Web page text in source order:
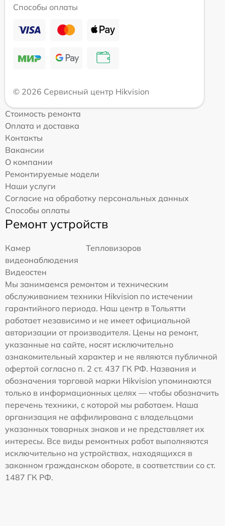
Способы оплаты
© 2026 Сервисный центр Hikvision
Стоимость ремонта
Оплата и доставка
Контакты
Вакансии
О компании
Ремонтируемые модели
Наши услуги
Согласие на обработку персональных данных
Способы оплаты
Ремонт устройств
Камер
видеонаблюдения
Тепловизоров
Видеостен
Мы занимаемся ремонтом и техническим
обслуживанием техники Hikvision по истечении
гарантийного периода. Наш центр в Тольятти
работает независимо и не имеет официальной
авторизации от производителя. Цены на ремонт,
указанные на сайте, носят исключительно
ознакомительный характер и не являются публичной
офертой согласно п. 2 ст. 437 ГК РФ. Названия и
обозначения торговой марки Hikvision упоминаются
только в информационных целях — чтобы обозначить
перечень техники, с которой мы работаем. Наша
организация не аффилирована с владельцами
указанных товарных знаков и не представляет их
интересы. Все виды ремонтных работ выполняются
исключительно на устройствах, находящихся в
законном гражданском обороте, в соответствии со ст.
1487 ГК РФ.